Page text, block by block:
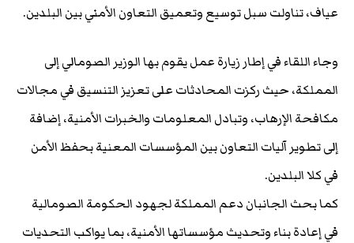
عياف، تناولت سبل توسيع وتعميق التعاون الأمني بين البلدين.
وجاء اللقاء في إطار زيارة عمل يقوم بها الوزير الصومالي إلى
المملكة، حيث ركزت المحادثات على تعزيز التنسيق في مجالات
مكافحة الإرهاب، وتبادل المعلومات والخبرات الأمنية، إضافة
إلى تطوير آليات التعاون بين المؤسسات المعنية بحفظ الأمن
في كلا البلدين.
كما بحث الجانبان دعم المملكة لجهود الحكومة الصومالية
في إعادة بناء وتحديث مؤسساتها الأمنية، بما يواكب التحديات